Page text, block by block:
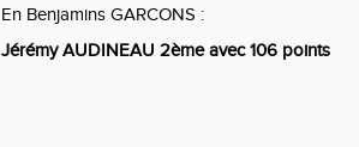
En Benjamins GARCONS :
Jérémy AUDINEAU 2ème avec 106 points